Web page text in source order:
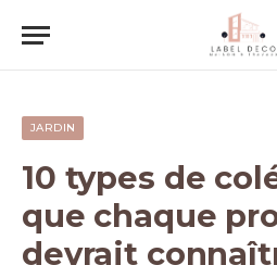
JARDIN
10 types de
que chaque
devrait